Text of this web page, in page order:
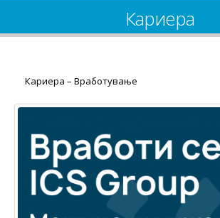
Кариера
Кариера – Вработување